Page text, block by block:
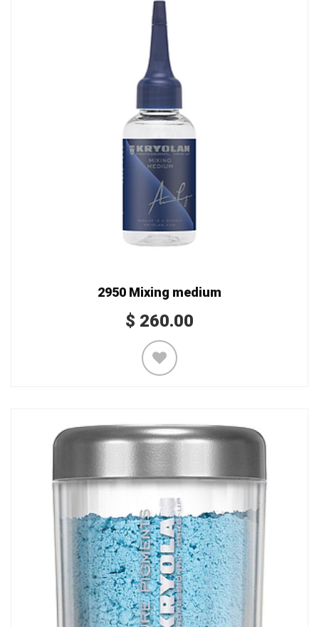
2950 Mixing medium
$ 260.00